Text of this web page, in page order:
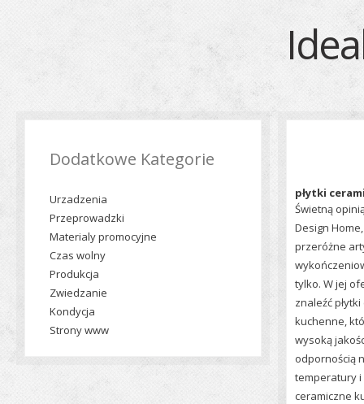
Dodatkowe Kategorie
Urzadzenia
Przeprowadzki
Materialy promocyjne
Czas wolny
Produkcja
Zwiedzanie
Kondycja
Strony www
płytki
Świetną
Design
przeróżne
tylko. W jej
znaleźć
kuchenne,
wysoką
odpornością
temperatury i
ceramiczne